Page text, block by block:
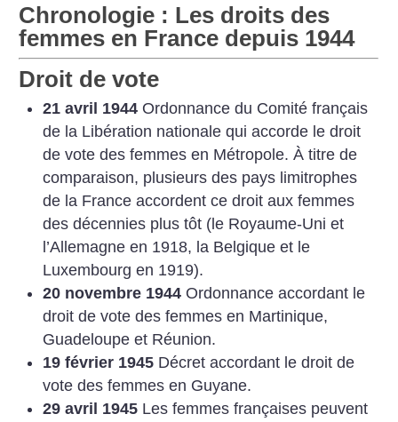
Chronologie : Les droits des
femmes en France depuis 1944
Droit de vote
21 avril 1944Ordonnance du Comité français
de la Libération nationale qui accorde le droit
de vote des femmes en Métropole. À titre de
comparaison, plusieurs des pays limitrophes
de la France accordent ce droit aux femmes
des décennies plus tôt (le Royaume-Uni et
l’Allemagne en 1918, la Belgique et le
Luxembourg en 1919).
20 novembre 1944Ordonnance accordant le
droit de vote des femmes en Martinique,
Guadeloupe et Réunion.
19 février 1945Décret accordant le droit de
vote des femmes en Guyane.
29 avril 1945Les femmes françaises peuvent